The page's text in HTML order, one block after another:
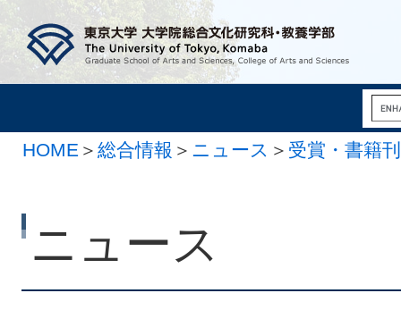
HOME ＞ 総合情報 ＞ ニュース ＞ 受賞・書籍
ニュース